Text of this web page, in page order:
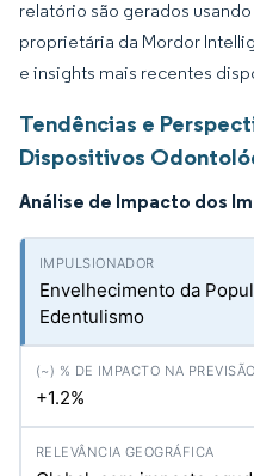
relatório são gerados
proprietária da Mordor
e insights mais recentes
Tendências e
Dispositivos
Análise de Impacto dos
Envelhecimento da
Edentulismo
+1.2%